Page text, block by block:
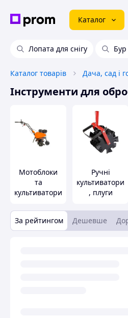
Каталог
Лопата для снігу
Каталог товарів Дача, сад і
Інструменти для
Мотоблоки
та
культиватори
Ручні
культиватори
, плуги
За рейтингом Дешевше